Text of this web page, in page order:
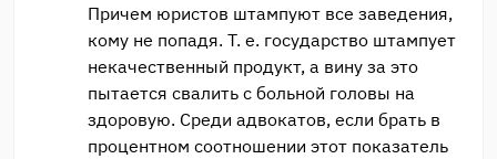
Причем юристов штампуют все заведения,
кому не попадя. Т. е. государство штампует
некачественный продукт, а вину за это
пытается свалить с больной головы на
здоровую. Среди адвокатов, если брать в
процентном соотношении этот показатель